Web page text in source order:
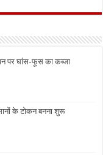
पर घांस-फूस का कब्जा
के टोकन बनना शुरू